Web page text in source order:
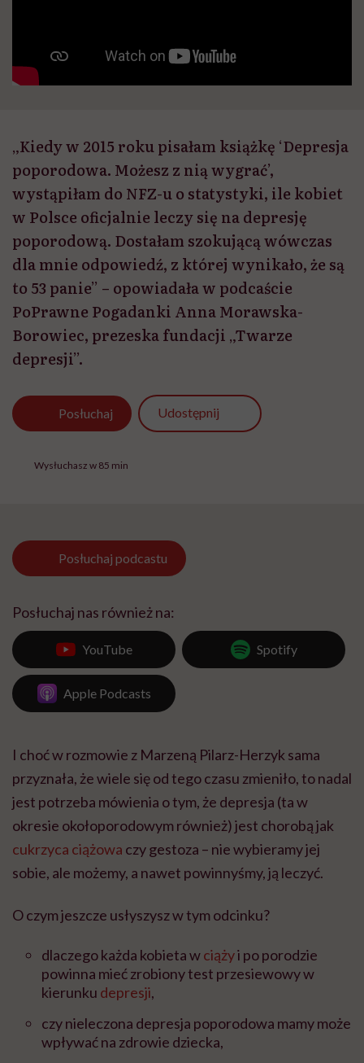
„Kiedy w 2015 roku pisałam książkę ‘Depresja
poporodowa. Możesz z nią wygrać’,
wystąpiłam do NFZ-u o statystyki, ile kobiet
w Polsce oficjalnie leczy się na depresję
poporodową. Dostałam szokującą wówczas
dla mnie odpowiedź, z której wynikało, że są
to 53 panie” – opowiadała w podcaście
PoPrawne Pogadanki Anna Morawska-
Borowiec, prezeska fundacji „Twarze
depresji”.
Posłuchaj Udostępnij
Wysłuchasz w 85 min
Posłuchaj podcastu
Posłuchaj nas również na:
YouTube Spotify
Apple Podcasts
I choć w rozmowie z Marzeną Pilarz-Herzyk sama
przyznała, że wiele się od tego czasu zmieniło, to nadal
jest potrzeba mówienia o tym, że depresja (ta w
okresie okołoporodowym również) jest chorobą jak
cukrzyca ciążowa czy gestoza – nie wybieramy jej
sobie, ale możemy, a nawet powinnyśmy, ją leczyć.
O czym jeszcze usłyszysz w tym odcinku?
dlaczego każda kobieta wciążyi po porodzie
powinna mieć zrobiony test przesiewowy w
kierunku depresji,
czy nieleczona depresja poporodowa mamy może
wpływać na zdrowie dziecka,